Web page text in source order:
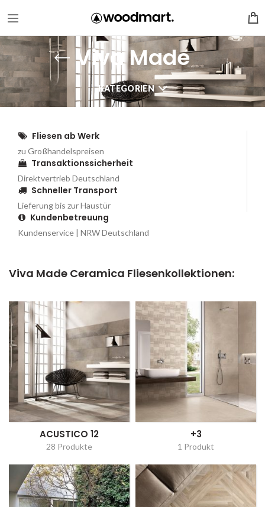
Viva Made
KATEGORIEN
Fliesen ab Werk
zu Großhandelspreisen
Transaktionssicherheit
Direktvertrieb Deutschland
Schneller Transport
Lieferung bis zur Haustür
Kundenbetreuung
Kundenservice | NRW Deutschland
Viva Made Ceramica Fliesenkollektionen:
ACUSTICO 12
28 Produkte
+3
1 Produkt